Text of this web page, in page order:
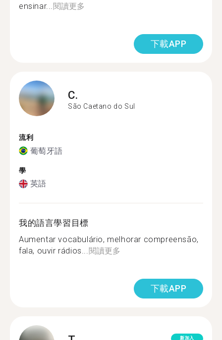
ensinar...閱讀更多
下載APP
C.
São Caetano do Sul
流利
葡萄牙語
學
英語
我的語言學習目標
Aumentar vocabulário, melhorar compreensão,
fala, ouvir rádios...閱讀更多
下載APP
新加入